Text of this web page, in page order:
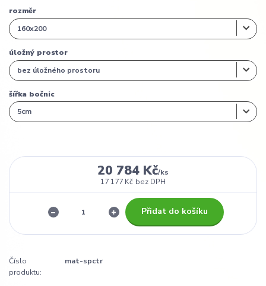
rozměr
úložný prostor
šířka bočnic
20 784 Kč/ks
17 177 Kč bez DPH
Přidat do košíku
Číslo
produktu:
mat-spctr